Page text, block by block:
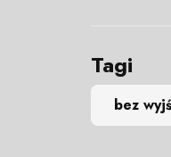
Tagi
bez